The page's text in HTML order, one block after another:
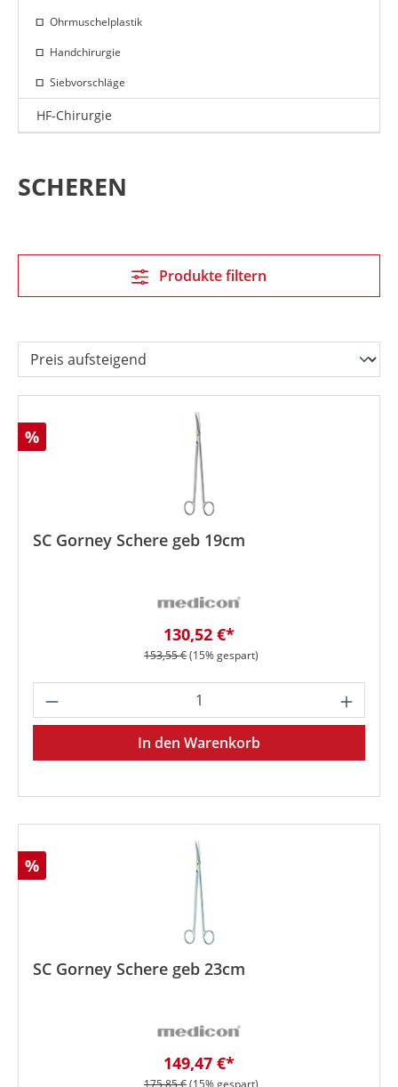
Ohrmuschelplastik
Handchirurgie
Siebvorschläge
HF-Chirurgie
SCHEREN
Produkte filtern
Rabatt
%
SC Gorney Schere geb 19cm
Verkaufspreis:
130,52 €*
Regulärer Preis:
153,55 €(15% gespart)
Produkt Anzahl: Gib den
In den Warenkorb
Rabatt
%
SC Gorney Schere geb 23cm
Verkaufspreis:
149,47 €*
Regulärer Preis:
175,85 €(15% gespart)